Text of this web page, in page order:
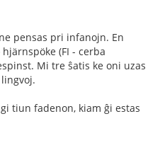
pensas pri infanojn. En
(FI - cerba
Mi tre ŝatis ke oni uzas
tiun fadenon, kiam ĝi estas